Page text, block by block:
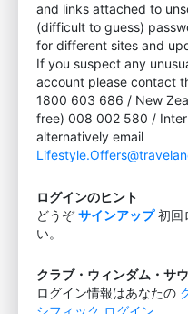
and links attached to
(difficult to guess)
for different sites and
If you suspect any
account please contact
1800 603 686 / New
free) 008 002 580 /
alternatively email
ログインのヒント
どうぞサインアップ初回
い。
クラブ・ウィンダム・サ
ログイン情報はあなたの
シフィック ログイン